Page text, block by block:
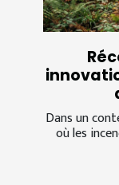
Dans un
où les